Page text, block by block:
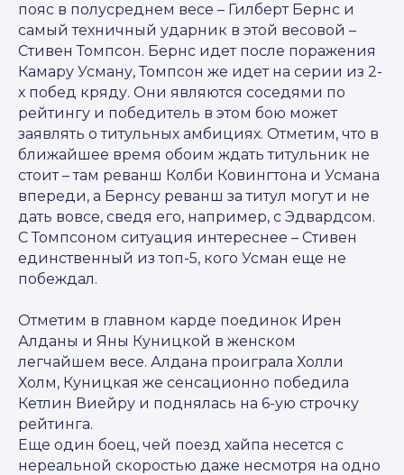
пояс в полусреднем весе – Гилберт Бернс и
самый техничный ударник в этой весовой –
Стивен Томпсон. Бернс идет после поражения
Камару Усману, Томпсон же идет на серии из 2-
х побед кряду. Они являются соседями по
рейтингу и победитель в этом бою может
заявлять о титульных амбициях. Отметим, что в
ближайшее время обоим ждать титульник не
стоит – там реванш Колби Ковингтона и Усмана
впереди, а Бернсу реванш за титул могут и не
дать вовсе, сведя его, например, с Эдвардсом.
С Томпсоном ситуация интереснее – Стивен
единственный из топ-5, кого Усман еще не
побеждал.
Отметим в главном карде поединок Ирен
Алданы и Яны Куницкой в женском
легчайшем весе. Алдана проиграла Холли
Холм, Куницкая же сенсационно победила
Кетлин Виейру и поднялась на 6-ую строчку
рейтинга.
Еще один боец, чей поезд хайпа несется с
нереальной скоростью даже несмотря на одно